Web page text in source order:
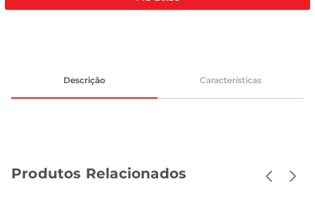
Descrição Características
Produtos Relacionados